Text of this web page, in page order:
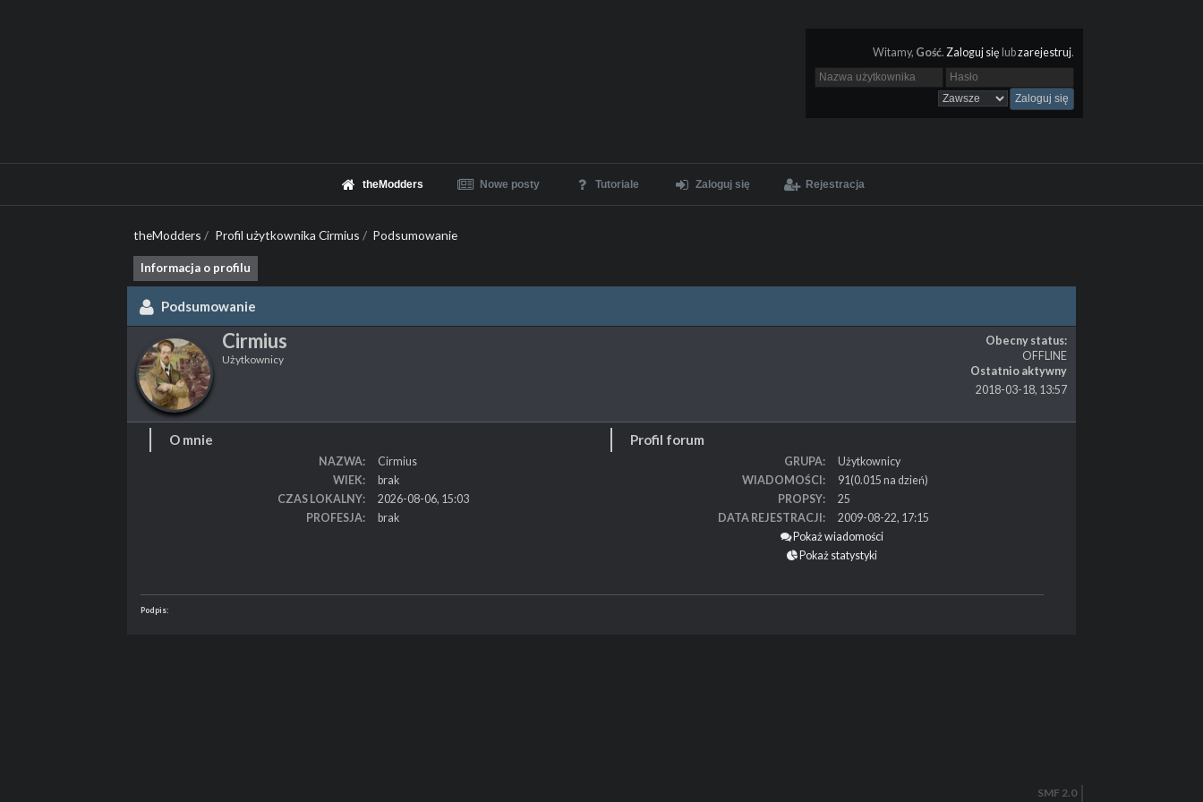
Witamy, Gość. Zaloguj się lubzarejestruj.
theModders Nowe posty Tutoriale Zaloguj się Rejestracja
theModders / Profil użytkownika Cirmius / Podsumowanie
Informacja o profilu
Podsumowanie
Cirmius
Użytkownicy
Obecny status:
OFFLINE
Ostatnio aktywny
2018-03-18, 13:57
O mnie
NAZWA
Cirmius
WIEK
brak
CZAS LOKALNY
2026-08-06, 15:03
PROFESJA
brak
Profil forum
GRUPA
Użytkownicy
WIADOMOŚCI
91(0.015 na dzień)
PROPSY
25
DATA REJESTRACJI
2009-08-22, 17:15
Pokaż wiadomości
Pokaż statystyki
Podpis:
SMF 2.0